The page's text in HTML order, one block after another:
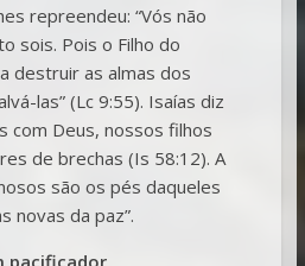
repreendeu: “Vós não
sois. Pois o Filho do
destruir as almas dos
las” (Lc 9:55). Isaías diz
com Deus, nossos filhos
de brechas (Is 58:12). A
são os pés daqueles
novas da paz”.
pacificador